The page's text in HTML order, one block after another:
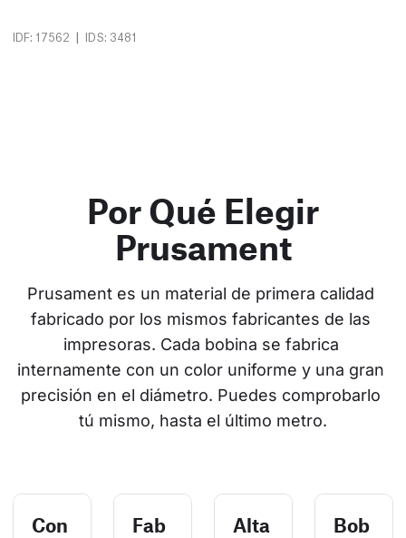
IDF: 17562 | IDS: 3481
Por Qué Elegir
Prusament
Prusament es un material de primera calidad
fabricado por los mismos fabricantes de las
impresoras. Cada bobina se fabrica
internamente con un color uniforme y una gran
precisión en el diámetro. Puedes comprobarlo
tú mismo, hasta el último metro.
Con
Fab
Alta
Bob